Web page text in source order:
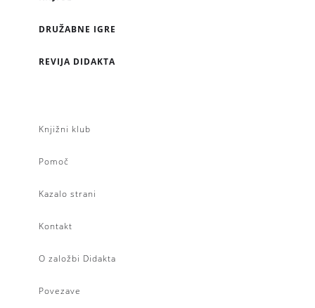
DRUŽABNE IGRE
REVIJA DIDAKTA
Knjižni klub
Pomoč
Kazalo strani
Kontakt
O založbi Didakta
Povezave